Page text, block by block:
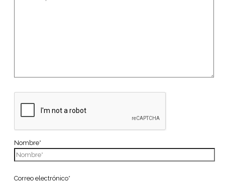
Nombre*
Correo electrónico*